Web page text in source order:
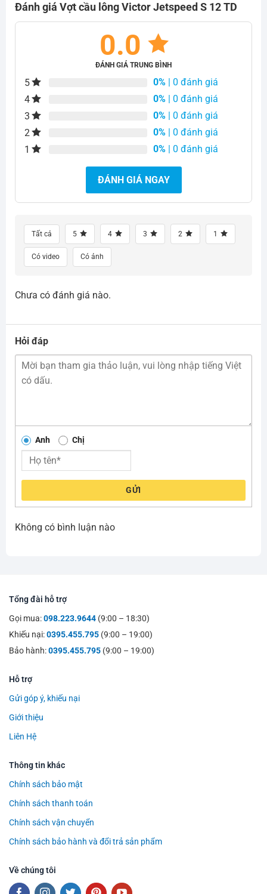
Đánh giá Vợt cầu lông Victor Jetspeed S 12 TD
0.0
ĐÁNH GIÁ TRUNG BÌNH
5 0% | 0 đánh giá
4
0% | 0 đánh giá
3
0% | 0 đánh giá
2
0% | 0 đánh giá
1
0% | 0 đánh giá
ĐÁNH GIÁ NGAY
Tất cả 5 4 3 2 1
Có video Có ảnh
Chưa có đánh giá nào.
Hỏi đáp
Anh Chị
GỬI
Không có bình luận nào
Tổng đài hỗ trợ
Gọi mua:098.223.9644 (9:00 – 18:30)
Khiếu nại:0395.455.795 (9:00 – 19:00)
Bảo hành:0395.455.795 (9:00 – 19:00)
Hỗ trợ
Gửi góp ý, khiếu nại
Giới thiệu
Liên Hệ
Thông tin khác
Chính sách bảo mật
Chính sách thanh toán
Chính sách vận chuyển
Chính sách bảo hành và đổi trả sản phẩm
Về chúng tôi